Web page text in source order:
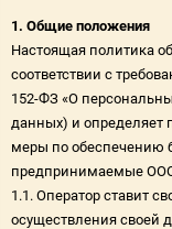
1. Общие положения
Настоящая политика
соответствии с
152-ФЗ «О
данных) и определяет
меры по обеспечению
предпринимаемые
1.1. Оператор ставит
осуществления своей